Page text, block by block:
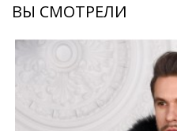
ВЫ СМОТРЕЛИ